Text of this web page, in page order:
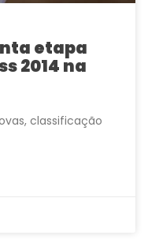
etapa
2014 na
classificação